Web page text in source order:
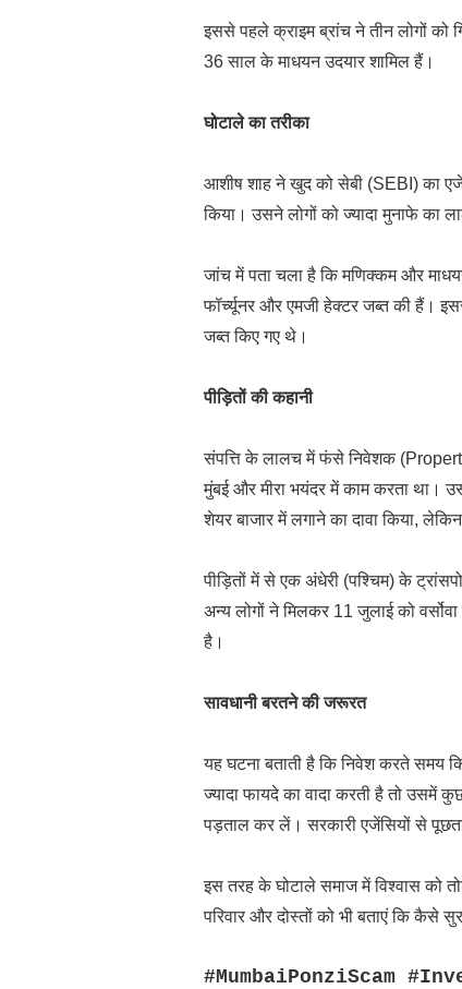
इससे पहले क्राइम ब्रांच ने तीन लोगों को
36 साल के माधयन उदयार शामिल हैं।
घोटाले का तरीका
आशीष शाह ने खुद को सेबी (SEBI) का
किया। उसने लोगों को ज्यादा मुनाफे का
जांच में पता चला है कि मणिक्कम और
फॉर्च्यूनर और एमजी हेक्टर जब्त की हैं।
जब्त किए गए थे।
पीड़ितों की कहानी
संपत्ति के लालच में फंसे निवेशक
मुंबई और मीरा भयंदर में काम करता था।
शेयर बाजार में लगाने का दावा किया,
पीड़ितों में से एक अंधेरी (पश्चिम) के
अन्य लोगों ने मिलकर 11 जुलाई को
है।
सावधानी बरतने की जरूरत
यह घटना बताती है कि निवेश करते समय
ज्यादा फायदे का वादा करती है तो
पड़ताल कर लें। सरकारी एजेंसियों से
इस तरह के घोटाले समाज में विश्वास को
परिवार और दोस्तों को भी बताएं कि कैसे
#MumbaiPonziScam